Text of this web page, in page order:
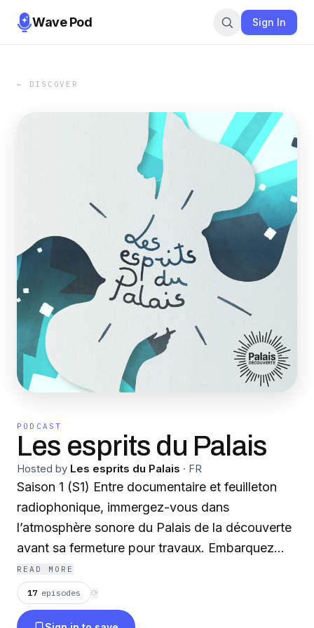
Wave Pod Sign In
← DISCOVER
PODCAST
Les esprits du Palais
Hosted by Les esprits du Palais · FR
Saison 1 (S1) Entre documentaire et feuilleton
radiophonique, immergez-vous dans
l’atmosphère sonore du Palais de la découverte
avant sa fermeture pour travaux. Embarquez
dans cette création originale pour ressentir et
comprendre l’identité du Palais. Les Esprits qui
l’habitent - l’Esprit de l’art depuis 1900 et l’Esprit
READ MORE
17 episodes ⟳